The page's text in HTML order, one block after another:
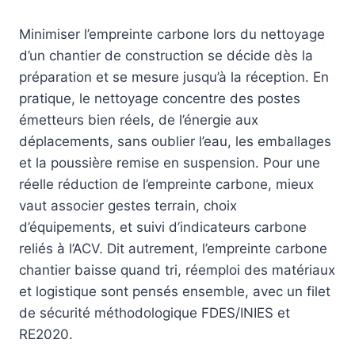
Minimiser l’empreinte carbone lors du nettoyage
d’un chantier de construction se décide dès la
préparation et se mesure jusqu’à la réception. En
pratique, le nettoyage concentre des postes
émetteurs bien réels, de l’énergie aux
déplacements, sans oublier l’eau, les emballages
et la poussière remise en suspension. Pour une
réelle réduction de l’empreinte carbone, mieux
vaut associer gestes terrain, choix
d’équipements, et suivi d’indicateurs carbone
reliés à l’ACV. Dit autrement, l’empreinte carbone
chantier baisse quand tri, réemploi des matériaux
et logistique sont pensés ensemble, avec un filet
de sécurité méthodologique FDES/INIES et
RE2020.